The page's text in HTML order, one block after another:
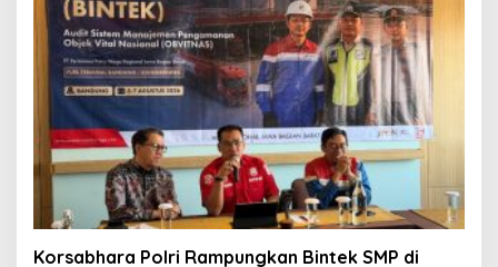
Korsabhara Polri Rampungkan Bintek SMP di